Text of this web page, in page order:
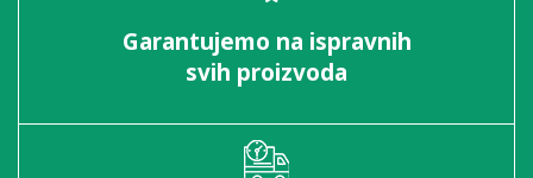
Garantujemo na ispravnih
svih proizvoda